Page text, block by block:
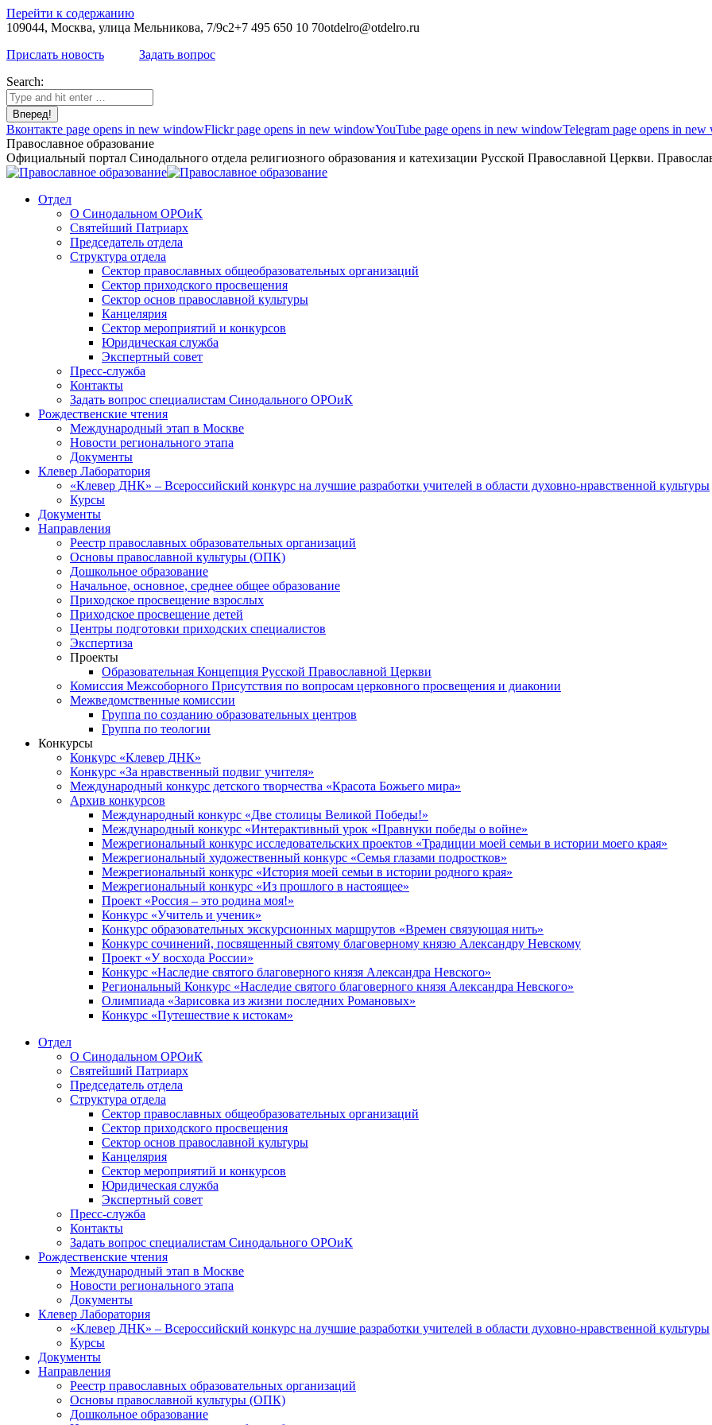
Перейти к содержанию
109044, Москва, улица Мельникова, 7/9с2+7 495 650 10 70otdelro@otdelro.ru
Прислать новость
Задать вопрос
Search:
Вконтакте page opens in new windowFlickr page opens in new windowYouTube page opens in new windowTelegram page opens in
Православное образование
Официальный портал Синодального отдела религиозного образования и катехизации Русской Православной Церкви.
Отдел
О Синодальном ОРОиК
Святейший Патриарх
Председатель отдела
Структура отдела
Сектор православных общеобразовательных организаций
Сектор приходского просвещения
Сектор основ православной культуры
Канцелярия
Сектор мероприятий и конкурсов
Юридическая служба
Экспертный совет
Пресс-служба
Контакты
Задать вопрос специалистам Синодального ОРОиК
Рождественские чтения
Международный этап в Москве
Новости регионального этапа
Документы
Клевер Лаборатория
«Клевер ДНК» – Всероссийский конкурс на лучшие разработки учителей в области духовно-нравственной культуры
Курсы
Документы
Направления
Реестр православных образовательных организаций
Основы православной культуры (ОПК)
Дошкольное образование
Начальное, основное, среднее общее образование
Приходское просвещение взрослых
Приходское просвещение детей
Центры подготовки приходских специалистов
Экспертиза
Проекты
Образовательная Концепция Русской Православной Церкви
Комиссия Межсоборного Присутствия по вопросам церковного просвещения и диаконии
Межведомственные комиссии
Группа по созданию образовательных центров
Группа по теологии
Конкурсы
Конкурс «Клевер ДНК»
Конкурс «За нравственный подвиг учителя»
Международный конкурс детского творчества «Красота Божьего мира»
Архив конкурсов
Международный конкурс «Две столицы Великой Победы!»
Международный конкурс «Интерактивный урок «Правнуки победы о войне»
Межрегиональный конкурс исследовательских проектов «Традиции моей семьи в истории моего края»
Межрегиональный художественный конкурс «Семья глазами подростков»
Межрегиональный конкурс «История моей семьи в истории родного края»
Межрегиональный конкурс «Из прошлого в настоящее»
Проект «Россия – это родина моя!»
Конкурс «Учитель и ученик»
Конкурс образовательных экскурсионных маршрутов «Времен связующая нить»
Конкурс сочинений, посвященный святому благоверному князю Александру Невскому
Проект «У восхода России»
Конкурс «Наследие святого благоверного князя Александра Невского»
Региональный Конкурс «Наследие святого благоверного князя Александра Невского»
Олимпиада «Зарисовка из жизни последних Романовых»
Конкурс «Путешествие к истокам»
Отдел
О Синодальном ОРОиК
Святейший Патриарх
Председатель отдела
Структура отдела
Сектор православных общеобразовательных организаций
Сектор приходского просвещения
Сектор основ православной культуры
Канцелярия
Сектор мероприятий и конкурсов
Юридическая служба
Экспертный совет
Пресс-служба
Контакты
Задать вопрос специалистам Синодального ОРОиК
Рождественские чтения
Международный этап в Москве
Новости регионального этапа
Документы
Клевер Лаборатория
«Клевер ДНК» – Всероссийский конкурс на лучшие разработки учителей в области духовно-нравственной культуры
Курсы
Документы
Направления
Реестр православных образовательных организаций
Основы православной культуры (ОПК)
Дошкольное образование